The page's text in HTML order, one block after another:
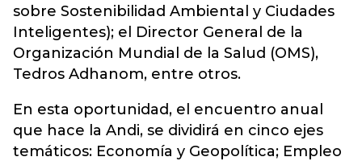
sobre Sostenibilidad Ambiental y Ciudades
Inteligentes); el Director General de la
Organización Mundial de la Salud (OMS),
Tedros Adhanom, entre otros.
En esta oportunidad, el encuentro anual
que hace la Andi, se dividirá en cinco ejes
temáticos: Economía y Geopolítica; Empleo